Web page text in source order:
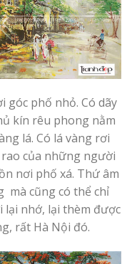
góc phố nhỏ. Có dãy
kín rêu phong nằm
lá. Có lá vàng rơi
của những người
nơi phố xá. Thứ âm
mà cũng có thể chỉ
lại nhớ, lại thèm được
rất Hà Nội đó.